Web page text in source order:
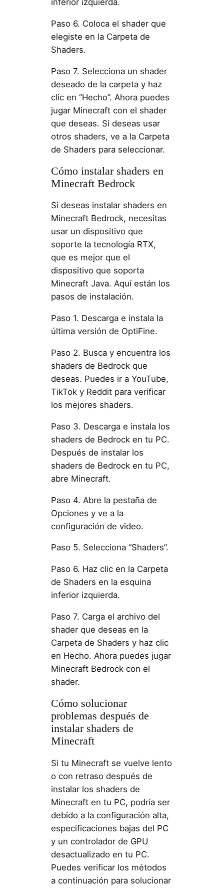
inferior izquierda.
Paso 6. Coloca el shader que
elegiste en la Carpeta de
Shaders.
Paso 7. Selecciona un shader
deseado de la carpeta y haz
clic en “Hecho”. Ahora puedes
jugar Minecraft con el shader
que deseas. Si deseas usar
otros shaders, ve a la Carpeta
de Shaders para seleccionar.
Cómo instalar shaders en
Minecraft Bedrock
Si deseas instalar shaders en
Minecraft Bedrock, necesitas
usar un dispositivo que
soporte la tecnología RTX,
que es mejor que el
dispositivo que soporta
Minecraft Java. Aquí están los
pasos de instalación.
Paso 1. Descarga e instala la
última versión de OptiFine.
Paso 2. Busca y encuentra los
shaders de Bedrock que
deseas. Puedes ir a YouTube,
TikTok y Reddit para verificar
los mejores shaders.
Paso 3. Descarga e instala los
shaders de Bedrock en tu PC.
Después de instalar los
shaders de Bedrock en tu PC,
abre Minecraft.
Paso 4. Abre la pestaña de
Opciones y ve a la
configuración de video.
Paso 5. Selecciona “Shaders”.
Paso 6. Haz clic en la Carpeta
de Shaders en la esquina
inferior izquierda.
Paso 7. Carga el archivo del
shader que deseas en la
Carpeta de Shaders y haz clic
en Hecho. Ahora puedes jugar
Minecraft Bedrock con el
shader.
Cómo solucionar
problemas después de
instalar shaders de
Minecraft
Si tu Minecraft se vuelve lento
o con retraso después de
instalar los shaders de
Minecraft en tu PC, podría ser
debido a la configuración alta,
especificaciones bajas del PC
y un controlador de GPU
desactualizado en tu PC.
Puedes verificar los métodos
a continuación para solucionar